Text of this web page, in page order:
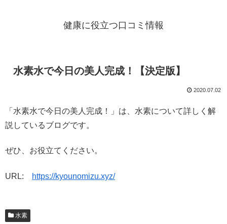
健康に役立つ口コミ情報
水素水で今日の美人完成！【決定版】
2020.07.02
「水素水で今日の美人完成！」は、水素について詳しく解
説しているブログです。
ぜひ、お役立てください。
URL: https://kyounomizu.xyz/
水素